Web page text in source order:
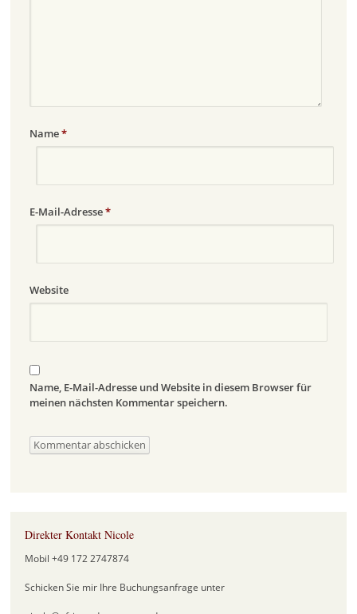
Name*
E-Mail-Adresse*
Website
Name, E-Mail-Adresse und Website in diesem Browser für
meinen nächsten Kommentar speichern.
Direkter Kontakt Nicole
Mobil +49 172 2747874
Schicken Sie mir Ihre Buchungsanfrage unter